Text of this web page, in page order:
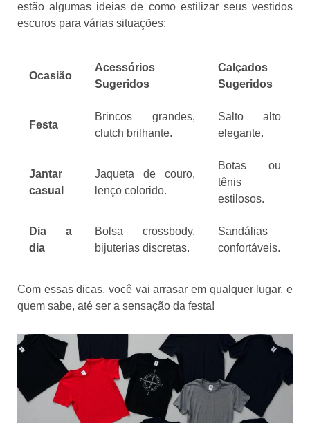
estão algumas ideias de como estilizar seus vestidos
escuros para várias situações:
Ocasião
Acessórios
Sugeridos
Calçados
Sugeridos
Festa
Brincos grandes,
clutch brilhante.
Salto alto
elegante.
Jantar
casual
Jaqueta de couro,
lenço colorido.
Botas ou
tênis
estilosos.
Dia a
dia
Bolsa crossbody,
bijuterias discretas.
Sandálias
confortáveis.
Com essas dicas, você vai arrasar em qualquer lugar, e
quem sabe, até ser a sensação da festa!